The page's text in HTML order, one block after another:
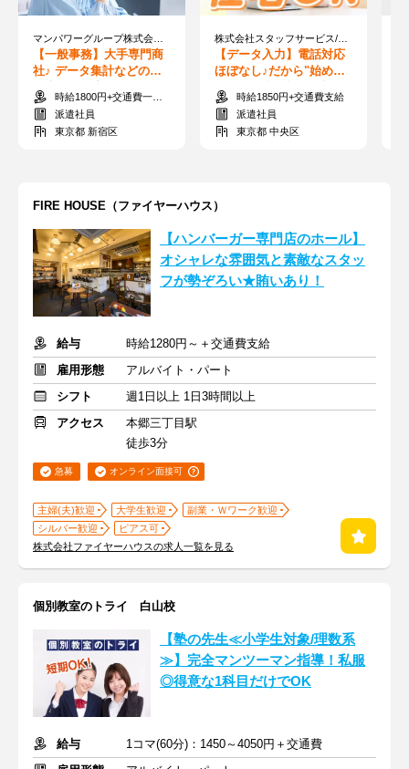
【一般事務】大手専門商
社♪ データ集計などの一
般事務＜在宅週2日あり＞
時給1800円+交通費一部支給
派遣社員
東京都 新宿区
【データ入力】電話対応
ほぼなし♪だから"始めや
すい"と好評!◆履歴書不
要◆スマホで登録!
時給1850円+交通費支給
派遣社員
東京都 中央区
FIRE HOUSE（ファイヤーハウス）
【ハンバーガー専門店のホール】
オシャレな雰囲気と素敵なスタッ
フが勢ぞろい★賄いあり！
給与
時給1280円～＋交通費支給
雇用形態
アルバイト・パート
シフト
週1日以上 1日3時間以上
アクセス
本郷三丁目駅
徒歩3分
急募 オンライン面接可
主婦(夫)歓迎 大学生歓迎
副業・Ｗワーク歓迎
シルバー歓迎
ピアス可
株式会社ファイヤーハウスの求人一覧を見る
個別教室のトライ 白山校
【塾の先生≪小学生対象/理数系
≫】完全マンツーマン指導！私服
◎得意な1科目だけでOK
給与
1コマ(60分)：1450～4050円＋交通費